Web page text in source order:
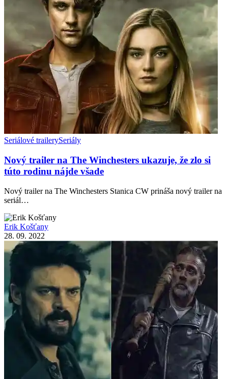
Seriálové trailerySeriály
Nový trailer na The Winchesters ukazuje, že zlo si
túto rodinu nájde všade
Nový trailer na The Winchesters Stanica CW prináša nový trailer na
seriál…
Erik Košťany
28. 09. 2022